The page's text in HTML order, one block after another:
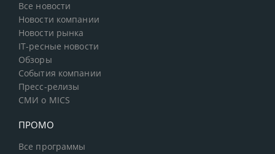
Все новости
Новости компании
Новости рынка
IT-ресные новости
Обзоры
События компании
Пресс-релизы
СМИ о MICS
ПРОМО
Все программы